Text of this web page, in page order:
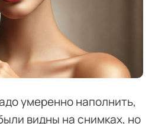
умеренно наполнить,
видны на снимках, но